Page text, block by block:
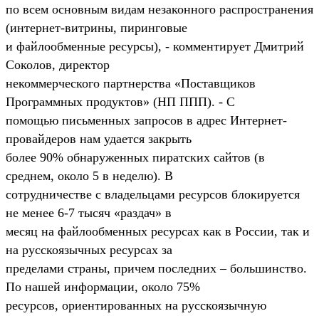
по всем основным видам незаконного распространения
(интернет-витрины, пиринговые
и файлообменные ресурсы), - комментирует Дмитрий
Соколов, директор
некоммерческого партнерства «Поставщиков
Программных продуктов» (НП ППП). - C
помощью письменных запросов в адрес Интернет-
провайдеров нам удается закрыть
более 90% обнаруженных пиратских сайтов (в
среднем, около 5 в неделю). В
сотрудничестве с владельцами ресурсов блокируется
не менее 6-7 тысяч «раздач» в
месяц на файлообменных ресурсах как в России, так и
на русскоязычных ресурсах за
пределами страны, причем последних – большинство.
По нашей информации, около 75%
ресурсов, ориентированных на русскоязычную